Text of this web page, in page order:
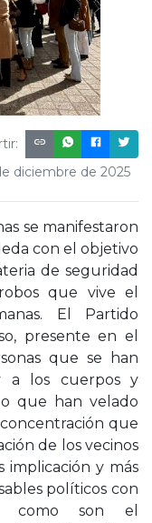
diciembre de 2025
se manifestaron
con el objetivo
de seguridad
que vive el
El Partido
presente en el
que se han
a los cuerpos y
que han velado
que
de los vecinos
implicación y más
políticos con
como son el